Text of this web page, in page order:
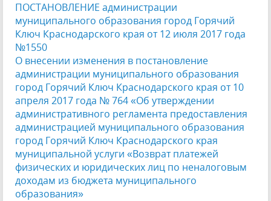
ПОСТАНОВЛЕНИЕ администрации
муниципального образования город Горячий
Ключ Краснодарского края от 12 июля 2017 года
№1550
О внесении изменения в постановление
администрации муниципального образования
город Горячий Ключ Краснодарского края от 10
апреля 2017 года № 764 «Об утверждении
административного регламента предоставления
администрацией муниципального образования
город Горячий Ключ Краснодарского края
муниципальной услуги «Возврат платежей
физических и юридических лиц по неналоговым
доходам из бюджета муниципального
образования»